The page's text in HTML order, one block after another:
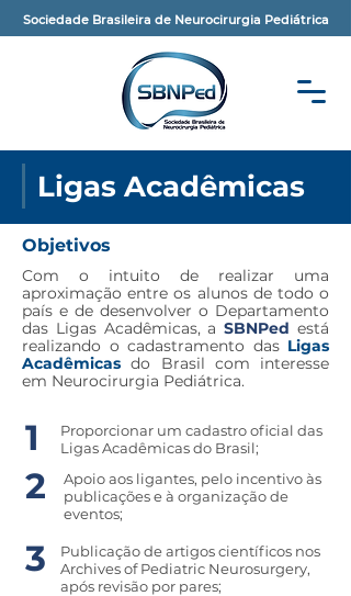
Sociedade Brasileira de Neurocirurgia Pediátrica
Ligas Acadêmicas
Objetivos
Com o intuito de realizar uma
aproximação entre os alunos de todo o
país e de desenvolver o Departamento
das Ligas Acadêmicas, aSBNPed está
realizando o cadastramento das Ligas
Acadêmicas do Brasil com interesse
em Neurocirurgia Pediátrica.
1
2
Proporcionar um cadastro oficial das
Ligas Acadêmicas do Brasil;
Apoio aos ligantes, pelo incentivo às
publicações e à organização de
eventos;
3
Publicação de artigos científicos nos
Archives of Pediatric Neurosurgery,
após revisão por pares;